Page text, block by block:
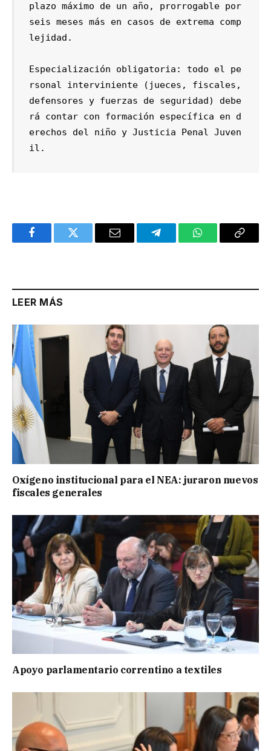
plazo máximo de un año, prorrogable por
seis meses más en casos de extrema comp
lejidad.
Especialización obligatoria: todo el pe
rsonal interviniente (jueces, fiscales,
defensores y fuerzas de seguridad) debe
rá contar con formación específica en d
erechos del niño y Justicia Penal Juven
il.
FacebookTwitter Email TelegramWhatsAppCopy
LEER MÁS
Oxígeno institucional para el NEA: juraron nuevos
fiscales generales
Apoyo parlamentario correntino a textiles